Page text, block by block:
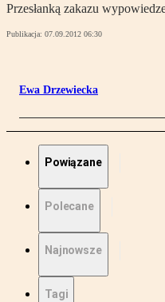
Przesłanką zakazu
Publikacja: 07.09.2012 06:30
Ewa Drzewiecka
Powiązane
Polecane
Najnowsze
Tagi